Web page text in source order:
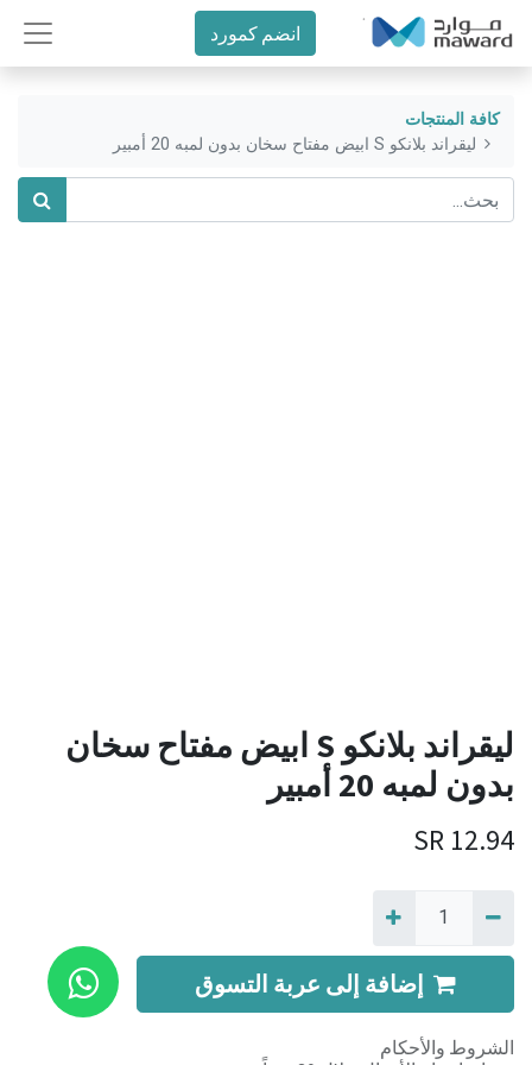
انضم كمورد
كافة المنتجات
ليقراند بلانكو S ابيض مفتاح سخان بدون لمبه 20 أمبير
ليقراند بلانكو S ابيض مفتاح سخان
بدون لمبه 20 أمبير
12.94
إضافة إلى عربة التسوق
الشروط والأحكام